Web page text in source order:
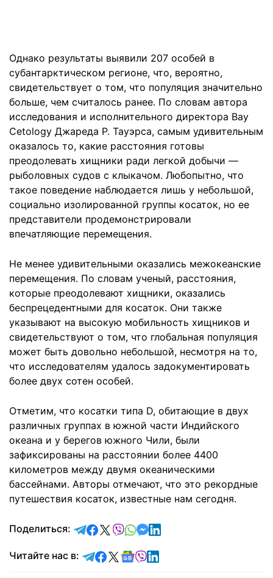
Однако результаты выявили 207 особей в
субантарктическом регионе, что, вероятно,
свидетельствует о том, что популяция значительно
больше, чем считалось ранее. По словам автора
исследования и исполнительного директора Bay
Cetology Джареда Р. Тауэрса, самым удивительным
оказалось то, какие расстояния готовы
преодолевать хищники ради легкой добычи —
рыболовных судов с клыкачом. Любопытно, что
такое поведение наблюдается лишь у небольшой,
социально изолированной группы косаток, но ее
представители продемонстрировали
впечатляющие перемещения.
Не менее удивительными оказались межокеанские
перемещения. По словам ученый, расстояния,
которые преодолевают хищники, оказались
беспрецедентными для косаток. Они также
указывают на высокую мобильность хищников и
свидетельствуют о том, что глобальная популяция
может быть довольно небольшой, несмотря на то,
что исследователям удалось задокументировать
более двух сотен особей.
Отметим, что косатки типа D, обитающие в двух
различных группах в южной части Индийского
океана и у берегов южного Чили, были
зафиксированы на расстоянии более 4400
километров между двумя океаническими
бассейнами. Авторы отмечают, что это рекордные
путешествия косаток, известные нам сегодня.
Поделиться: отправить в Telegram
поделиться в Facebook
поделиться в X
отправить в Viber
отправить в Whatsapp
отправить в Messenger
отправить в LinkedIn
Читайте нас в: Читайте в Telegram
Читайте в Facebook
Читайте в X
Читайте в Google news
Читайте в Viber
Читайте в LinkedIn